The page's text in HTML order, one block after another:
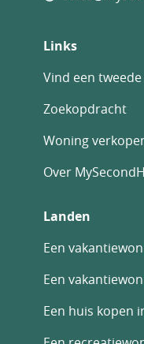
Links
Vind een
Zoekopdracht
Woning
Over
Landen
Een
Een
Een huis kopen